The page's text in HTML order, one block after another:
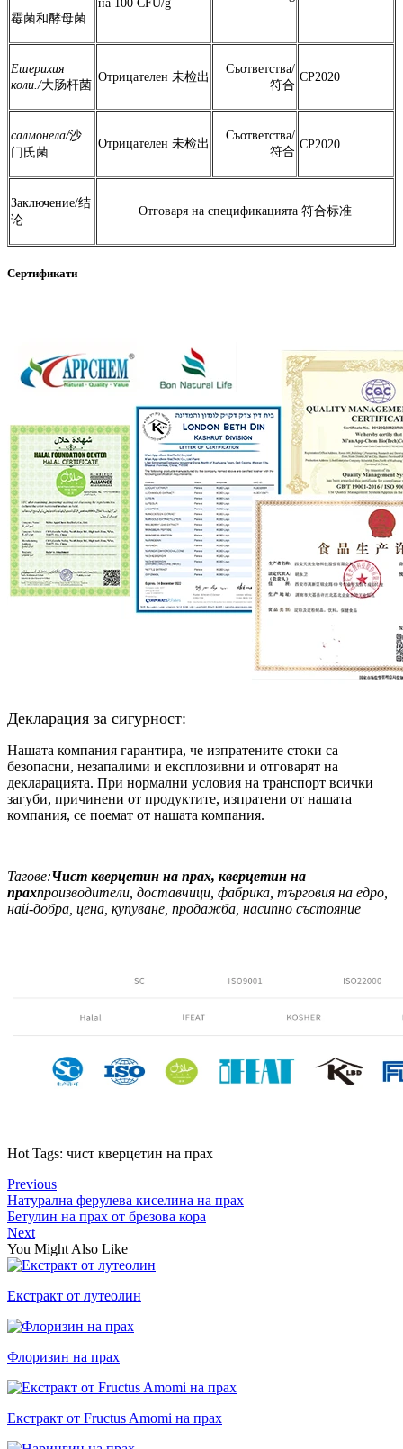
霉菌和酵母菌
на 100 CFU/g
Ешерихия
коли./大肠杆菌
Отрицателен 未检出
Съответства/
符合
CP2020
салмонела/沙
门氏菌
Отрицателен 未检出
Съответства/
符合
CP2020
Заключение/结
论
Отговаря на спецификацията 符合标准
Сертификати
Декларация за сигурност:
Нашата компания гарантира, че изпратените стоки са
безопасни, незапалими и експлозивни и отговарят на
декларацията. При нормални условия на транспорт всички
загуби, причинени от продуктите, изпратени от нашата
компания, се поемат от нашата компания.
Тагове:Чист кверцетин на прах, кверцетин на
прахпроизводители, доставчици, фабрика, търговия на едро,
най-добра, цена, купуване, продажба, насипно състояние
Hot Tags: чист кверцетин на прах
Previous
Натурална ферулева киселина на прах
Бетулин на прах от брезова кора
Next
You Might Also Like
Екстракт от лутеолин
Флоризин на прах
Екстракт от Fructus Amomi на прах